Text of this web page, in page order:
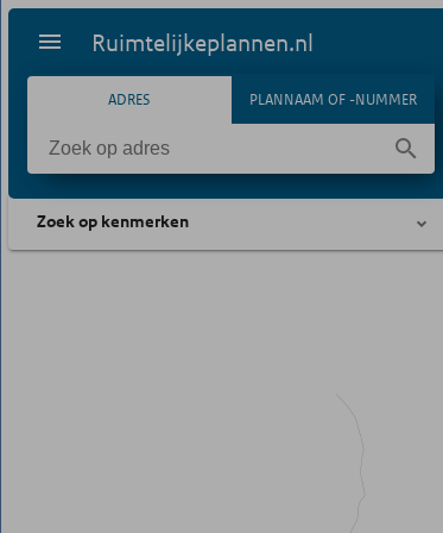
Ruimtelijkeplannen.nl
ADRES PLANNAAM OF -NUMMER
Zoek op kenmerken